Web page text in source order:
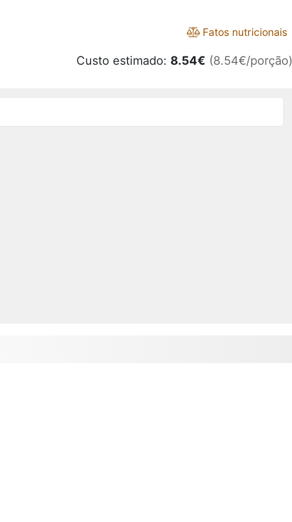
Fatos nutricionais
Custo estimado: 8.54€ (8.54€/porção)